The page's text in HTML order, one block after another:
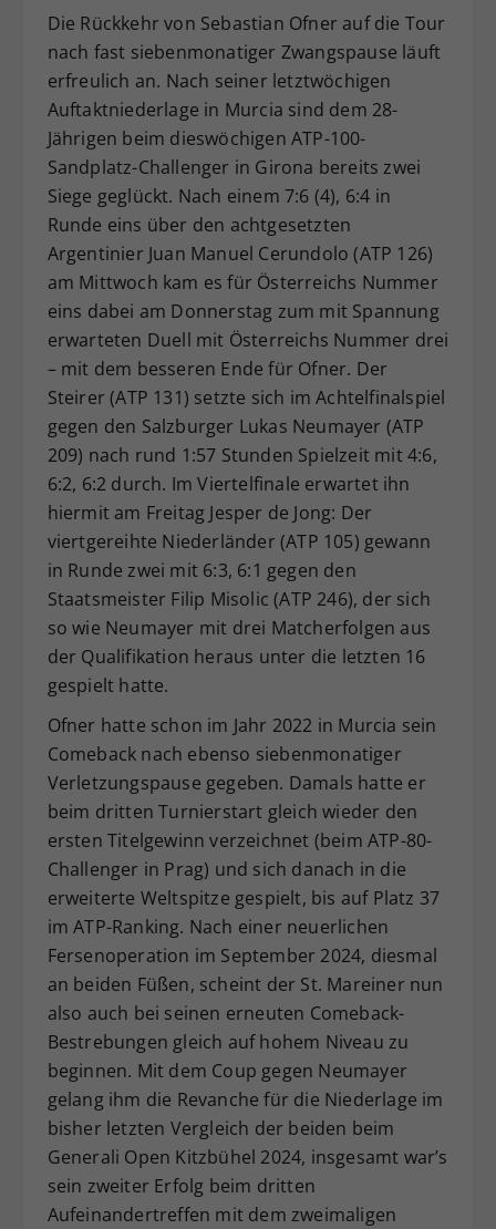
Die Rückkehr von Sebastian Ofner auf die Tour
nach fast siebenmonatiger Zwangspause läuft
erfreulich an. Nach seiner letztwöchigen
Auftaktniederlage in Murcia sind dem 28-
Jährigen beim dieswöchigen ATP-100-
Sandplatz-Challenger in Girona bereits zwei
Siege geglückt. Nach einem 7:6 (4), 6:4 in
Runde eins über den achtgesetzten
Argentinier Juan Manuel Cerundolo (ATP 126)
am Mittwoch kam es für Österreichs Nummer
eins dabei am Donnerstag zum mit Spannung
erwarteten Duell mit Österreichs Nummer drei
– mit dem besseren Ende für Ofner. Der
Steirer (ATP 131) setzte sich im Achtelfinalspiel
gegen den Salzburger Lukas Neumayer (ATP
209) nach rund 1:57 Stunden Spielzeit mit 4:6,
6:2, 6:2 durch. Im Viertelfinale erwartet ihn
hiermit am Freitag Jesper de Jong: Der
viertgereihte Niederländer (ATP 105) gewann
in Runde zwei mit 6:3, 6:1 gegen den
Staatsmeister Filip Misolic (ATP 246), der sich
so wie Neumayer mit drei Matcherfolgen aus
der Qualifikation heraus unter die letzten 16
gespielt hatte.
Ofner hatte schon im Jahr 2022 in Murcia sein
Comeback nach ebenso siebenmonatiger
Verletzungspause gegeben. Damals hatte er
beim dritten Turnierstart gleich wieder den
ersten Titelgewinn verzeichnet (beim ATP-80-
Challenger in Prag) und sich danach in die
erweiterte Weltspitze gespielt, bis auf Platz 37
im ATP-Ranking. Nach einer neuerlichen
Fersenoperation im September 2024, diesmal
an beiden Füßen, scheint der St. Mareiner nun
also auch bei seinen erneuten Comeback-
Bestrebungen gleich auf hohem Niveau zu
beginnen. Mit dem Coup gegen Neumayer
gelang ihm die Revanche für die Niederlage im
bisher letzten Vergleich der beiden beim
Generali Open Kitzbühel 2024, insgesamt war’s
sein zweiter Erfolg beim dritten
Aufeinandertreffen mit dem zweimaligen
Zweck
Dieser Wert speichert Ihre Consent-
Einstellungen. Unter anderem eine
zufällig generierte ID, für die
historische Speicherung Ihrer
vorgenommen Einstellungen, falls der
Webseiten-Betreiber dies eingestellt
hat.